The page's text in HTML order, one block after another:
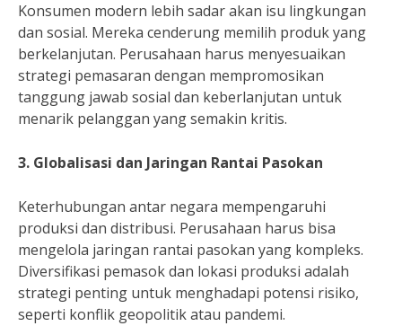
Konsumen modern lebih sadar akan isu lingkungan
dan sosial. Mereka cenderung memilih produk yang
berkelanjutan. Perusahaan harus menyesuaikan
strategi pemasaran dengan mempromosikan
tanggung jawab sosial dan keberlanjutan untuk
menarik pelanggan yang semakin kritis.
3. Globalisasi dan Jaringan Rantai Pasokan
Keterhubungan antar negara mempengaruhi
produksi dan distribusi. Perusahaan harus bisa
mengelola jaringan rantai pasokan yang kompleks.
Diversifikasi pemasok dan lokasi produksi adalah
strategi penting untuk menghadapi potensi risiko,
seperti konflik geopolitik atau pandemi.